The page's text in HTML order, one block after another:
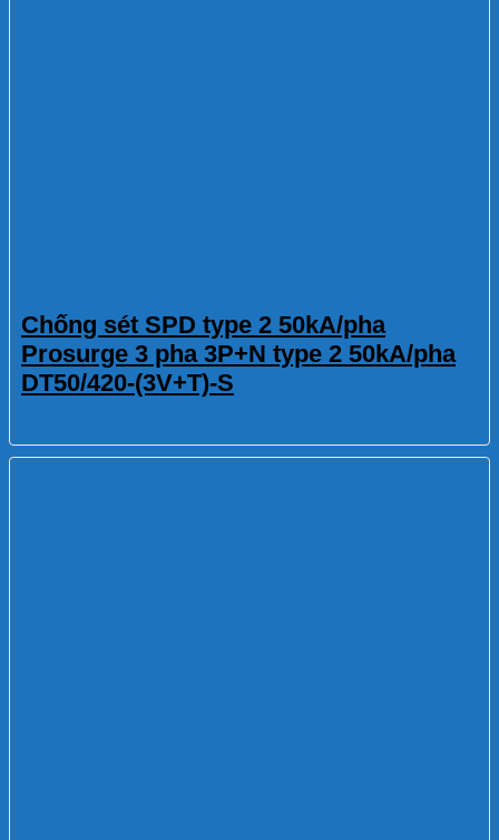
Chống sét SPD type 2 50kA/pha
Prosurge 3 pha 3P+N type 2 50kA/pha
DT50/420-(3V+T)-S